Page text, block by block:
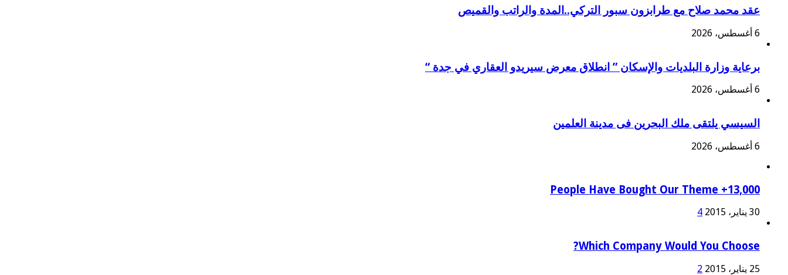
عقد محمد صلاح مع طرابزون سبور التركي..المدة والراتب والقميص
6 أغسطس، 2026
برعاية وزارة البلديات والإسكان ” انطلاق معرض سيريدو العقاري في جدة “
6 أغسطس، 2026
السيسي يلتقى ملك البحرين فى مدينة العلمين
6 أغسطس، 2026
13,000+ People Have Bought Our Theme
30 يناير، 2015 4
Which Company Would You Choose?
25 يناير، 2015 2